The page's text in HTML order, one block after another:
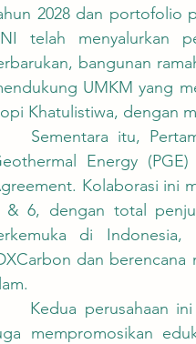
2028 dan portofolio
telah menyalurkan
bangunan
UMKM yang
Khatulistiwa, dengan
Energy
Kolaborasi ini
& 6, dengan total
di Indonesia,
dan
mempromosikan